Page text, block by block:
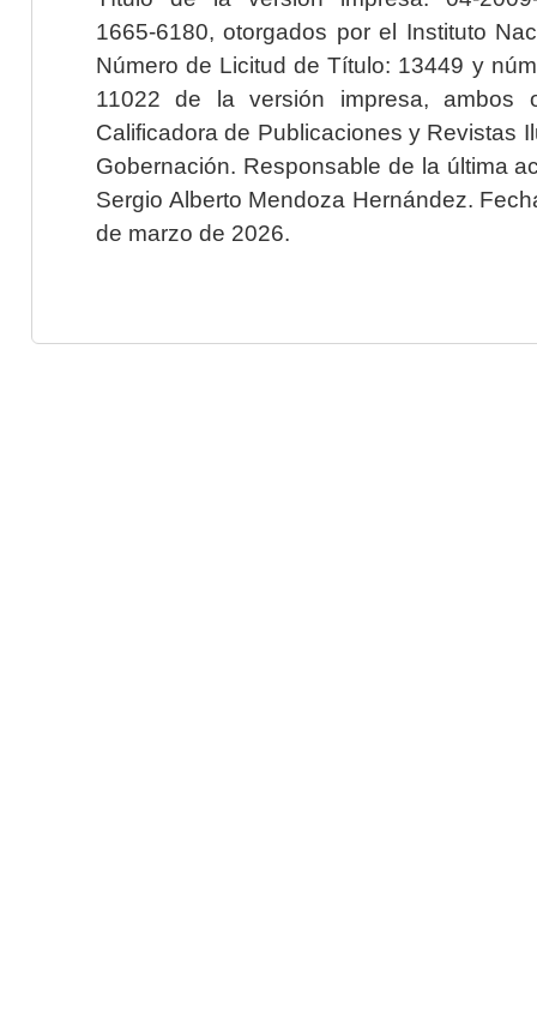
1665-6180, otorgados por el Instituto
Número de Licitud de Título: 13449 y
11022 de la versión impresa, ambos
Calificadora de Publicaciones y Revistas
Gobernación. Responsable de la última
Sergio Alberto Mendoza Hernández.
de marzo de 2026.